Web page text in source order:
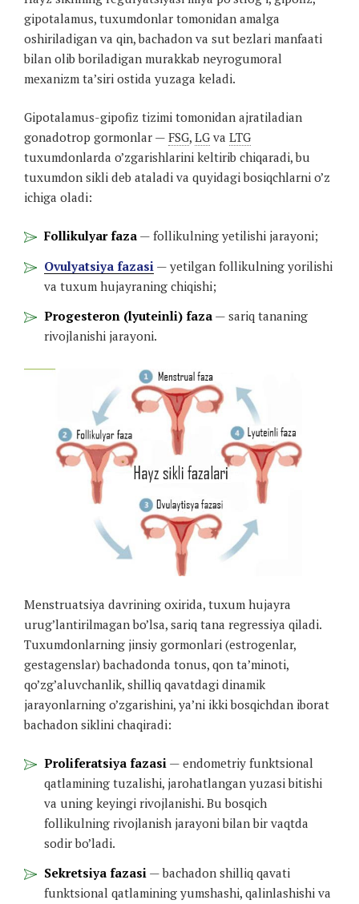
gipotalamus, tuxumdonlar tomonidan amalga
oshiriladigan va qin, bachadon va sut bezlari manfaati
bilan olib boriladigan murakkab neyrogumoral
mexanizm ta’siri ostida yuzaga keladi.
Gipotalamus-gipofiz tizimi tomonidan ajratiladian
gonadotrop gormonlar — FSG, LG va LTG
tuxumdonlarda o’zgarishlarini keltirib chiqaradi, bu
tuxumdon sikli deb ataladi va quyidagi bosiqchlarni o’z
ichiga oladi:
Follikulyar faza — follikulning yetilishi jarayoni;
Ovulyatsiya fazasi — yetilgan follikulning yorilishi
va tuxum hujayraning chiqishi;
Progesteron (lyuteinli) faza — sariq tananing
rivojlanishi jarayoni.
Menstruatsiya davrining oxirida, tuxum hujayra
urug’lantirilmagan bo’lsa, sariq tana regressiya qiladi.
Tuxumdonlarning jinsiy gormonlari (estrogenlar,
gestagenslar) bachadonda tonus, qon ta’minoti,
qo’zg’aluvchanlik, shilliq qavatdagi dinamik
jarayonlarning o’zgarishini, ya’ni ikki bosqichdan iborat
bachadon siklini chaqiradi:
Proliferatsiya fazasi — endometriy funktsional
qatlamining tuzalishi, jarohatlangan yuzasi bitishi
va uning keyingi rivojlanishi. Bu bosqich
follikulning rivojlanish jarayoni bilan bir vaqtda
sodir bo’ladi.
Sekretsiya fazasi — bachadon shilliq qavati
funktsional qatlamining yumshashi, qalinlashishi va